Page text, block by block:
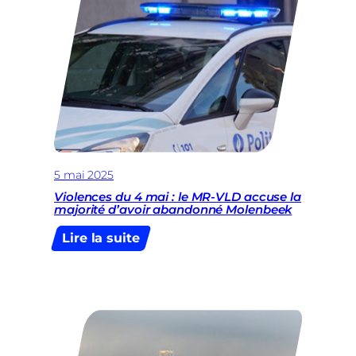
sans
gouvernement
bruxellois,
les
ALE
sont
laissées
dans
l’incertitude
5 mai 2025
Violences du 4 mai : le MR-VLD accuse la
majorité d’avoir abandonné Molenbeek
Lire la suite:
Violences
mai